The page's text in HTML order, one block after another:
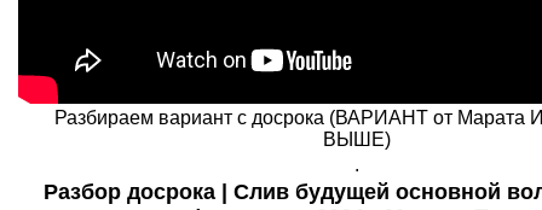
Разбираем вариант с досрока (ВАРИАНТ от Марата
ВЫШЕ)
.
Разбор досрока | Слив будущей основной